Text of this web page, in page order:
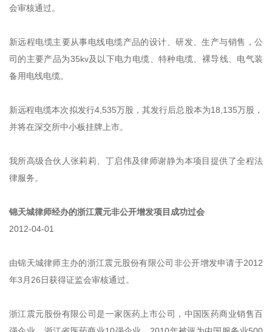
会审核通过。
新远程电缆主要从事电线电缆产品的设计、研发、生产与销售，公
司的主要产品为35kv及以下电力电缆、特种电缆、裸导线、电气装
备用电线电缆。
新远程电缆本次拟发行4,535万股，其发行后总股本为18,135万股，
并将在深交所中小板挂牌上市。
我所高级合伙人张莉莉、丁启伟及律师谢静为本项目提供了全程法
律服务。
锦天城律师经办的浙江震元非公开增发项目成功过会
2012-04-01
由锦天城律师主办的浙江震元股份有限公司非公开增发申请于2012
年3月26日获得证监会审核通过。
浙江震元股份有限公司是一家医药上市公司，中国医药商业销售百